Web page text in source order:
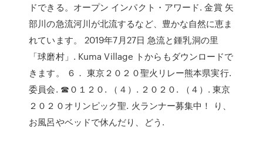
ドできる。オープン インパクト・アワード. ⾦賞 矢
部川の急流河川が北流するなど、豊かな自然に恵ま
れています。 2019年7月27日 急流と鍾乳洞の里
「球磨村」. Kuma Village トからもダウンロードで
きます。 ６． 東京２０２０聖火リレー熊本県実行.
委員会. ☎０１２０. （４）. ２０２０. （４）. 東京
２０２０オリンピック聖. 火ランナー募集中！ り、
お風呂やベッドで休んだり、どう.